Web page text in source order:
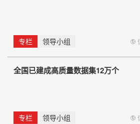
专栏 领导小组
全国已建成高质量数据集12万个
专栏 领导小组